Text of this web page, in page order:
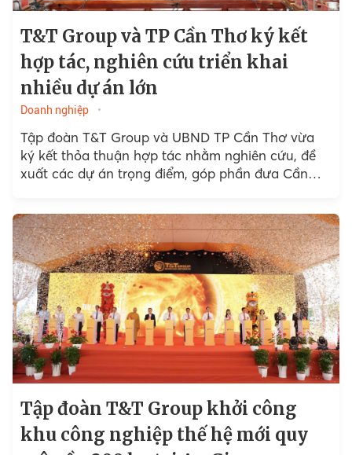
T&T Group và TP Cần Thơ ký kết
hợp tác, nghiên cứu triển khai
nhiều dự án lớn
Doanh nghiệp
Tập đoàn T&T Group và UBND TP Cần Thơ vừa
ký kết thỏa thuận hợp tác nhằm nghiên cứu, đề
xuất các dự án trọng điểm, góp phần đưa Cần
Tập đoàn T&T Group khởi công
khu công nghiệp thế hệ mới quy